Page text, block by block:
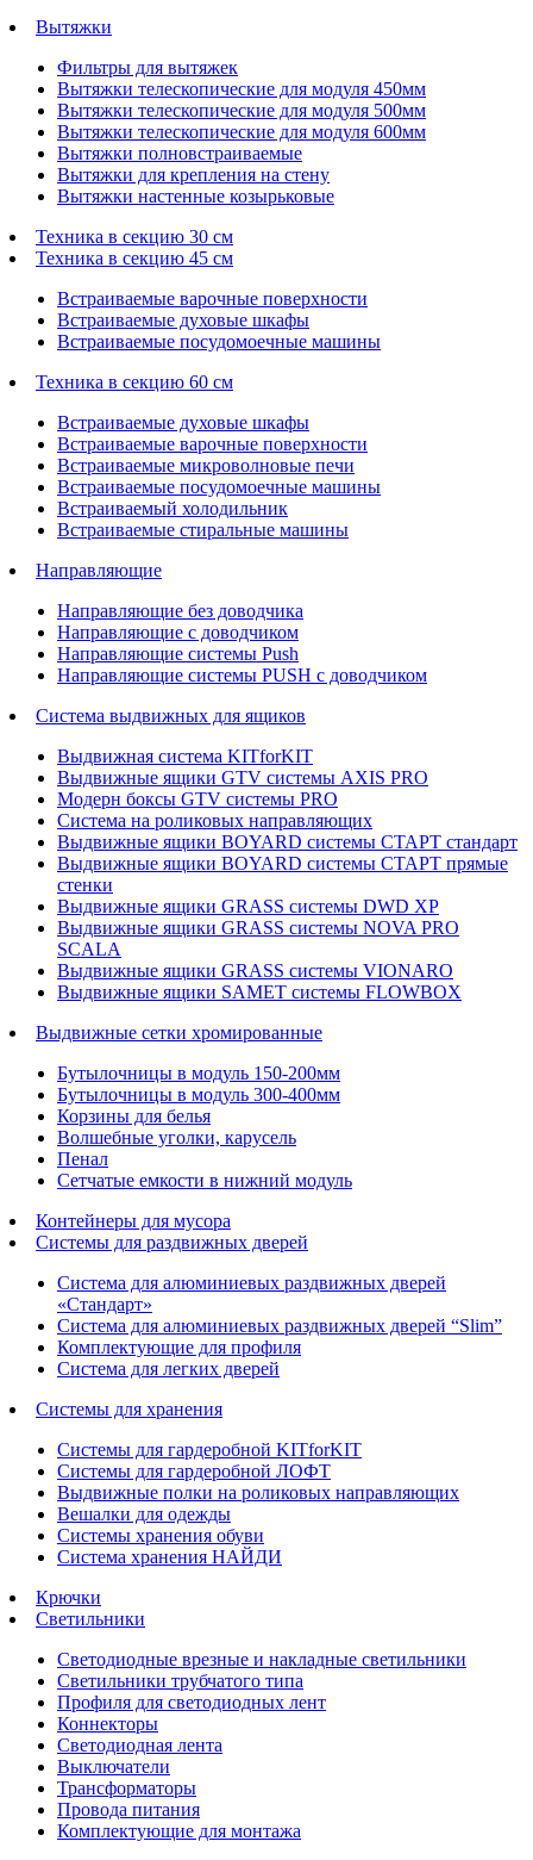
Вытяжки
Фильтры для вытяжек
Вытяжки телескопические для модуля 450мм
Вытяжки телескопические для модуля 500мм
Вытяжки телескопические для модуля 600мм
Вытяжки полновстраиваемые
Вытяжки для крепления на стену
Вытяжки настенные козырьковые
Техника в секцию 30 см
Техника в секцию 45 см
Встраиваемые варочные поверхности
Встраиваемые духовые шкафы
Встраиваемые посудомоечные машины
Техника в секцию 60 см
Встраиваемые духовые шкафы
Встраиваемые варочные поверхности
Встраиваемые микроволновые печи
Встраиваемые посудомоечные машины
Встраиваемый холодильник
Встраиваемые стиральные машины
Направляющие
Направляющие без доводчика
Направляющие с доводчиком
Направляющие системы Push
Направляющие системы PUSH с доводчиком
Система выдвижных для ящиков
Выдвижная система KITforKIT
Выдвижные ящики GTV системы AXIS PRO
Модерн боксы GTV системы PRO
Система на роликовых направляющих
Выдвижные ящики BOYARD системы СТАРТ стандарт
Выдвижные ящики BOYARD системы СТАРТ прямые
стенки
Выдвижные ящики GRASS системы DWD XP
Выдвижные ящики GRASS системы NOVA PRO
SCALA
Выдвижные ящики GRASS системы VIONARO
Выдвижные ящики SAMET системы FLOWBOX
Выдвижные сетки хромированные
Бутылочницы в модуль 150-200мм
Бутылочницы в модуль 300-400мм
Корзины для белья
Волшебные уголки, карусель
Пенал
Cетчатые емкости в нижний модуль
Контейнеры для мусора
Системы для раздвижных дверей
Система для алюминиевых раздвижных дверей
«Стандарт»
Система для алюминиевых раздвижных дверей “Slim”
Комплектующие для профиля
Система для легких дверей
Системы для хранения
Системы для гардеробной KITforKIT
Системы для гардеробной ЛОФТ
Выдвижные полки на роликовых направляющих
Вешалки для одежды
Системы хранения обуви
Система хранения НАЙДИ
Крючки
Светильники
Светодиодные врезные и накладные светильники
Светильники трубчатого типа
Профиля для светодиодных лент
Коннекторы
Светодиодная лента
Выключатели
Трансформаторы
Провода питания
Комплектующие для монтажа